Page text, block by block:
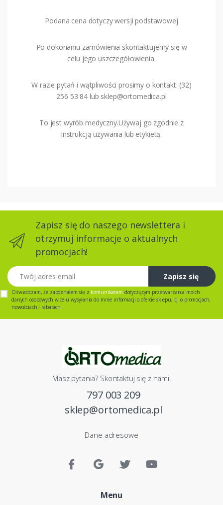
Podana cena dotyczy wersji podstawowej
Po dokonaniu zamówienia skontaktujemy się w
celu jego uszczegółowienia.
W razie pytań i wątpliwości prosimy o kontakt: (32)
256 53 84 lub sklep@ortomedica.pl
To jest wyrób medyczny.Używaj go zgodnie z
instrukcją używania lub etykietą.
Zapisz się do naszego newslettera i
otrzymuj informacje o aktualnych
promocjach!
Twój adres email
Zapisz się
Oświadczam, że zapoznałem się z komunikatem dotyczącym przetwarzania moich
danych osobowych w celu wysyłania do mnie informacji o ofercie sklepu, tj. o promocjach,
nowościach i rabatach
Masz pytania? Skontaktuj się z nami!
797 003 209
sklep@ortomedica.pl
Dane adresowe
Menu